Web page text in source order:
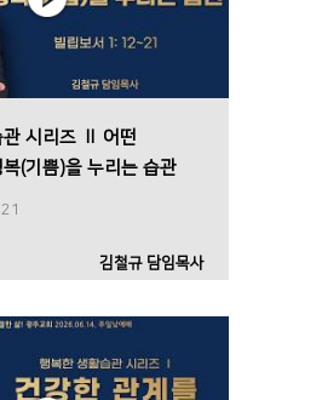
관 시리즈 Ⅱ 어떤
(기쁨)을 누리는 습관
김철규 담임목사